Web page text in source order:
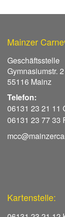
Mainzer
Geschäftsstelle
Gymnasiumstr. 2
55116 Mainz
Telefon:
06131 23 21 11
06131 23 77 33
Kartenstelle: